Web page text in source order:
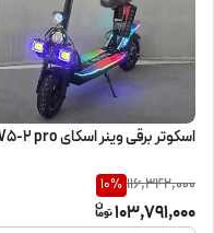
اسکوتر برقی وینر اسکای W5-2 pro
116,342,000
10%
103,791,000